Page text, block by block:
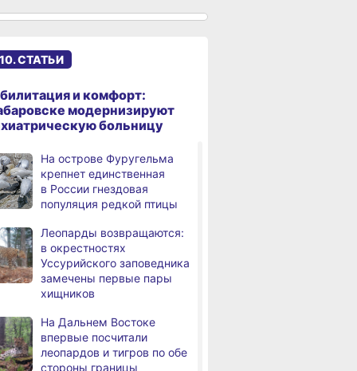
в Хабаровском крае
в Хабаровском крае
В Хабаровском крае
высокотехнологичную
помощь получили более
Уровень Амура
у Хабаровска достиг 423
см, вода продолжает
В администрации
Хабаровска обсудили
использование средств
туристического налога
За сутки в Хабаровском
крае в 4 ДТП пострадали 10
СТАТЬИ
и комфорт:
модернизируют
больницу
На острове Фуругельма
крепнет единственная
в России гнездовая
популяция редкой птицы
Леопарды возвращаются:
в окрестностях
Уссурийского заповедника
замечены первые пары
хищников
На Дальнем Востоке
впервые посчитали
леопардов и тигров по обе
стороны границы